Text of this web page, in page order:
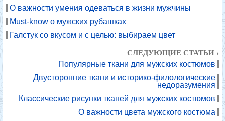
О важности умения одеваться в жизни мужчины
Must-know о мужских рубашках
Галстук со вкусом и с целью: выбираем цвет
СЛЕДУЮЩИЕ СТАТЬИ ›
Популярные ткани для мужских костюмов
Двусторонние ткани и историко-филологические
недоразумения
Классические рисунки тканей для мужских костюмов
О важности цвета мужского костюма